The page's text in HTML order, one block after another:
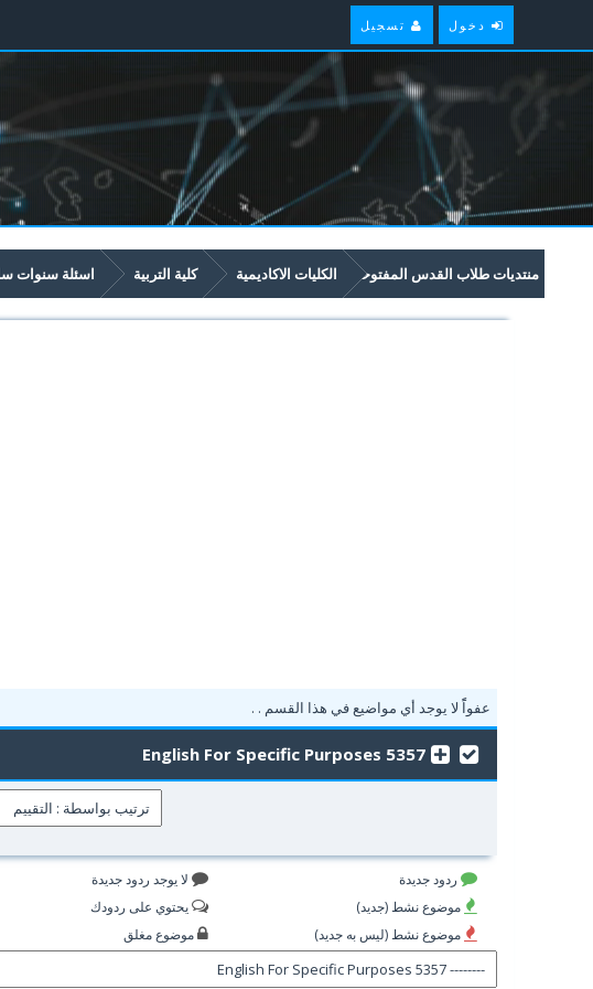
دخول تسجيل
منتديات طلاب القدس المفتوحة الكليات الاكاديمية كلية التربية اسئلة سنوات
5357 English For Specific Purposes
عفواًً لا يوجد أي مواضيع في هذا القسم . .
5357 English For Specific Purposes
ردود جديدة
موضوع نشط (جديد)
موضوع نشط (ليس به جديد)
لا يوجد ردود جديدة
يحتوي على ردودك
موضوع مغلق